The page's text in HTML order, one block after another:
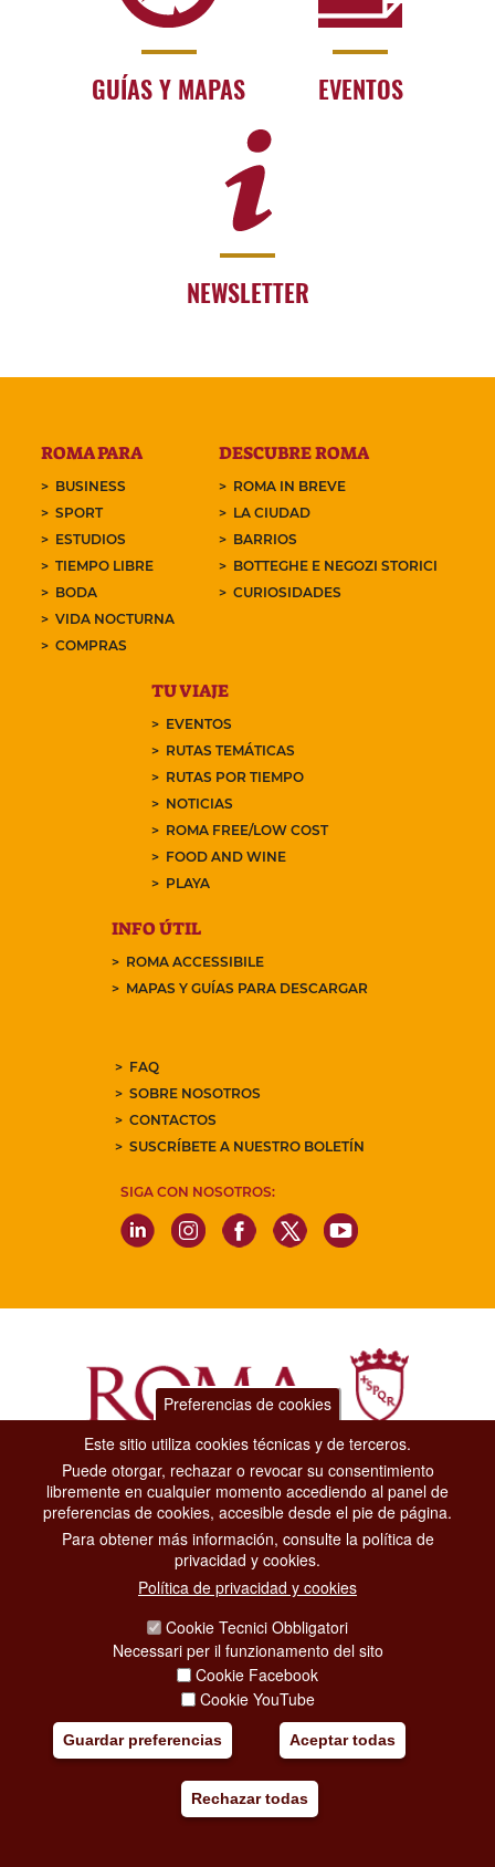
GUÍAS Y MAPAS EVENTOS
NEWSLETTER
ROMA PARA
BUSINESS
SPORT
ESTUDIOS
TIEMPO LIBRE
BODA
VIDA NOCTURNA
COMPRAS
DESCUBRE ROMA
ROMA IN BREVE
LA CIUDAD
BARRIOS
BOTTEGHE E NEGOZI STORICI
CURIOSIDADES
TU VIAJE
EVENTOS
RUTAS TEMÁTICAS
RUTAS POR TIEMPO
NOTICIAS
ROMA FREE/LOW COST
FOOD AND WINE
PLAYA
INFO ÚTIL
ROMA ACCESSIBILE
MAPAS Y GUÍAS PARA DESCARGAR
FAQ
SOBRE NOSOTROS
CONTACTOS
SUSCRÍBETE A NUESTRO BOLETÍN
SIGA CON NOSOTROS:
Dipartimento Grandi Eventi, Sport, Turismo e Moda.
Via di San Basilio, 51
00187 Roma
CONTACT CENTER TEL. 06 06 08
CONTATTA LA REDAZIONE
SOCIAL MEDIA POLICY
COPYRIGHT
Preferencias de cookies
Este sitio utiliza cookies técnicas y de terceros.
Puede otorgar, rechazar o revocar su consentimiento
libremente en cualquier momento accediendo al panel de
preferencias de cookies, accesible desde el pie de página.
Para obtener más información, consulte la política de
privacidad y cookies.
Política de privacidad y cookies
Cookie Tecnici Obbligatori
Necessari per il funzionamento del sito
Cookie Facebook
Cookie YouTube
Guardar preferencias Aceptar todas
Rechazar todas